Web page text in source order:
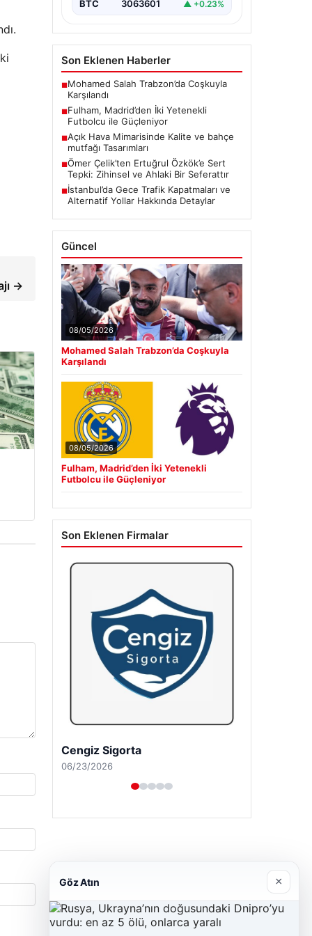
→
BTC 3063601 ▲ +0.23%
Son Eklenen Haberler
■Mohamed Salah Trabzon’da Coşkuyla
Karşılandı
■Fulham, Madrid’den İki Yetenekli
Futbolcu ile Güçleniyor
■Açık Hava Mimarisinde Kalite ve bahçe
mutfağı Tasarımları
■Ömer Çelik’ten Ertuğrul Özkök’e Sert
Tepki: Zihinsel ve Ahlaki Bir Seferattır
■İstanbul’da Gece Trafik Kapatmaları ve
Alternatif Yollar Hakkında Detaylar
Güncel
08/05/2026
Mohamed Salah Trabzon’da Coşkuyla
Karşılandı
08/05/2026
Fulham, Madrid’den İki Yetenekli
Futbolcu ile Güçleniyor
Son Eklenen Firmalar
Cengiz Sigorta
06/23/2026
Göz Atın ×